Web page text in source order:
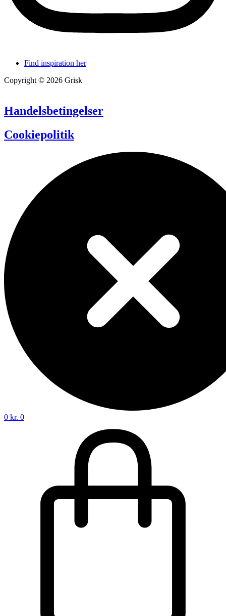
Find inspiration her
Copyright © 2026 Grisk
Handelsbetingelser
Cookiepolitik
0 kr. 0